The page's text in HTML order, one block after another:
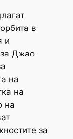
в
и
Джао.
на
на
на
за